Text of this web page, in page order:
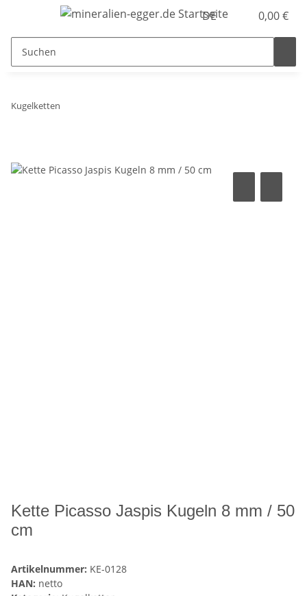
DE 0,00 €
Kugelketten
Kette Picasso Jaspis Kugeln 8 mm / 50
cm
Artikelnummer: KE-0128
HAN: netto